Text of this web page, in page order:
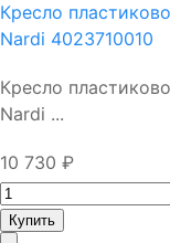
Кресло
Nardi 4023710010
Кресло
Nardi ...
10 730 ₽